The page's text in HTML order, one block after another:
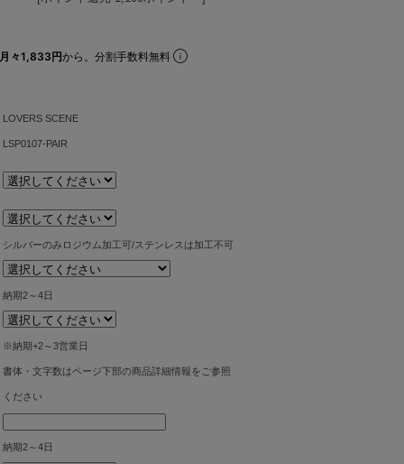
月々1,833円から。分割手数料無料
LOVERS SCENE
LSP0107-PAIR
シルバーのみロジウム加工可/ステンレスは加工不可
納期2～4日
※納期+2～3営業日
書体・文字数はページ下部の商品詳細情報をご参照
ください
納期2～4日